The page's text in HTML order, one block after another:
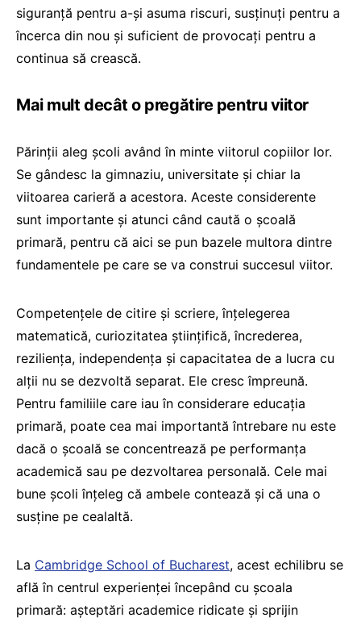
siguranță pentru a-și asuma riscuri, susținuți pentru a
încerca din nou și suficient de provocați pentru a
continua să crească.
Mai mult decât o pregătire pentru viitor
Părinții aleg școli având în minte viitorul copiilor lor.
Se gândesc la gimnaziu, universitate și chiar la
viitoarea carieră a acestora. Aceste considerente
sunt importante și atunci când caută o școală
primară, pentru că aici se pun bazele multora dintre
fundamentele pe care se va construi succesul viitor.
Competențele de citire și scriere, înțelegerea
matematică, curiozitatea științifică, încrederea,
reziliența, independența și capacitatea de a lucra cu
alții nu se dezvoltă separat. Ele cresc împreună.
Pentru familiile care iau în considerare educația
primară, poate cea mai importantă întrebare nu este
dacă o școală se concentrează pe performanța
academică sau pe dezvoltarea personală. Cele mai
bune școli înțeleg că ambele contează și că una o
susține pe cealaltă.
La Cambridge School of Bucharest, acest echilibru se
află în centrul experienței începând cu școala
primară: așteptări academice ridicate și sprijin